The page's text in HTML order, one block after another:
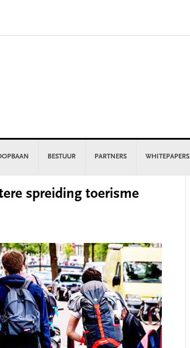
BESTUUR PARTNERS WHITEPAPERS
spreiding toerisme